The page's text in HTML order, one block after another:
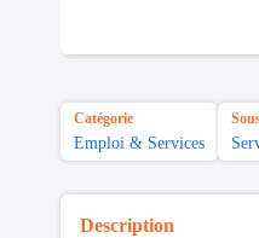
Catégorie
Emploi & Services
Description